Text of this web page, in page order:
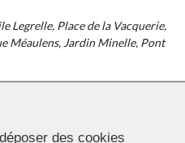
Legrelle, Place de la Vacquerie,
Méaulens, Jardin Minelle, Pont
sera restreint et aucune
des cookies